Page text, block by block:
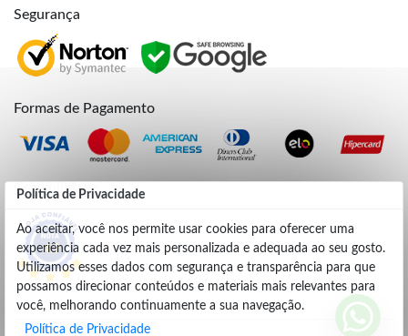
Política de Privacidade
Ao aceitar, você nos permite usar cookies para oferecer uma
experiência cada vez mais personalizada e adequada ao seu gosto.
Utilizamos esses dados com segurança e transparência para que
possamos direcionar conteúdos e materiais mais relevantes para
você, melhorando continuamente a sua navegação.
Política de Privacidade
Segurança
Formas de Pagamento
Credibilidade
4.9